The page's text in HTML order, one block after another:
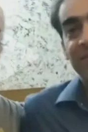
Solid & Loyal
3 Hari Ago
Identitas Muhammas
Apa yang Tampak
3 Hari Ago
Ketika Istikharah
4 Hari Ago